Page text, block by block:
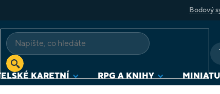
Bodový
KARETNÍ RPG A KNIHY